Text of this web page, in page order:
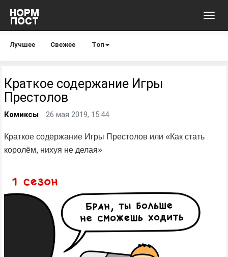
Лучшее Свежее Топ
Краткое содержание Игры
Престолов
Комиксы 26 мая 2019, 15:44
Краткое содержание Игры Престолов или «Как стать
королём, нихуя не делая»